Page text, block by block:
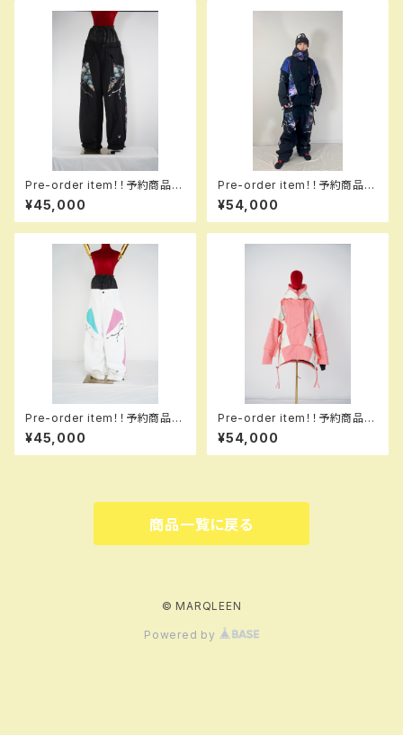
Pre-order item！！予約商品で
す！！MQ07503 EM ＋＋＋ pa
nts EM 993 hflmtbk em！！
送料無料（日本国内のみ）サービ
¥45,000
Pre-order item！！予約商品で
す！！MQ07003 +++ jacket 1
13 tokyo！！送料無料（日本国
内のみ）サービス中です！！
¥54,000
Pre-order item！！予約商品で
す！！MQ07503 ＋＋＋ pants
000 white！！送料無料（日本国
内のみ）サービス中です！！
¥45,000
Pre-order item！！予約商品で
す！！MQ07003 +++ jacket
913 kathmikb！！送料無料（日
本国内のみ）サービス中です！！
¥54,000
商品一覧に戻る
© MARQLEEN
Powered by